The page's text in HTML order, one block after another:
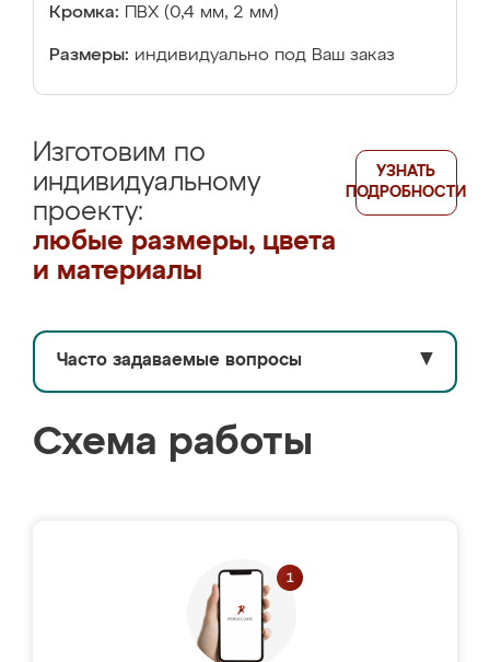
Кромка: ПВХ (0,4 мм, 2 мм)
Размеры: индивидуально под Ваш заказ
Изготовим по
индивидуальному
проекту:
любые размеры, цвета
и материалы
УЗНАТЬ
ПОДРОБНОСТИ
Часто задаваемые вопросы ▼
Схема работы